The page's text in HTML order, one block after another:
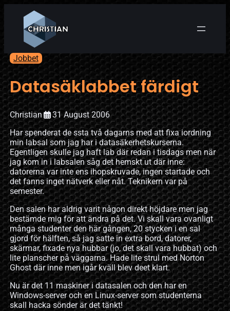
Jobbet
Datasäklabbet färdigt
Christian
31 August 2006
Har spenderat de ssta två dagarns med att fixa iordning
min labsal som jag har i datasäkerhetskurserna.
Egentligen skulle jag haft lab där redan i tisdags men när
jag kom in i labsalen såg det hemskt ut där inne:
datorerna var inte ens ihopskruvade, ingen startade och
det fanns inget nätverk eller nåt. Teknikern var på
semester.
Den salen har aldrig varit någon direkt höjdare men jag
bestämde mig för att ändra på det. Vi skall vara ovanligt
många studenter den här gången, 20 stycken i en sal
gjord för hälften, så jag satte in extra bord, datorer,
skärmar, fixade nya hubbar (jo, det skall vara hubbat) och
lite planscher på väggarna. Hade lite strul med Norton
Ghost där inne men igår kväll blev deet klart.
Nu är det 11 maskiner i datasalen och den har en
Windows-server och en Linux-server som studenterna
skall hacka sönder är det tänkt!